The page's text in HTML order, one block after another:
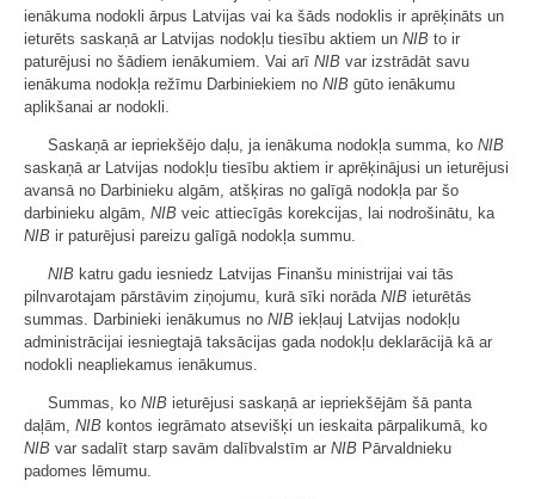
ienākuma nodokli ārpus Latvijas vai ka šāds nodoklis ir aprēķināts un
ieturēts saskaņā ar Latvijas nodokļu tiesību aktiem un NIB to ir
paturējusi no šādiem ienākumiem. Vai arī NIB var izstrādāt savu
ienākuma nodokļa režīmu Darbiniekiem no NIB gūto ienākumu
aplikšanai ar nodokli.
Saskaņā ar iepriekšējo daļu, ja ienākuma nodokļa summa, ko NIB
saskaņā ar Latvijas nodokļu tiesību aktiem ir aprēķinājusi un ieturējusi
avansā no Darbinieku algām, atšķiras no galīgā nodokļa par šo
darbinieku algām, NIB veic attiecīgās korekcijas, lai nodrošinātu, ka
NIB ir paturējusi pareizu galīgā nodokļa summu.
NIB katru gadu iesniedz Latvijas Finanšu ministrijai vai tās
pilnvarotajam pārstāvim ziņojumu, kurā sīki norāda NIB ieturētās
summas. Darbinieki ienākumus no NIB iekļauj Latvijas nodokļu
administrācijai iesniegtajā taksācijas gada nodokļu deklarācijā kā ar
nodokli neapliekamus ienākumus.
Summas, ko NIB ieturējusi saskaņā ar iepriekšējām šā panta
daļām, NIB kontos iegrāmato atsevišķi un ieskaita pārpalikumā, ko
NIB var sadalīt starp savām dalībvalstīm ar NIB Pārvaldnieku
padomes lēmumu.